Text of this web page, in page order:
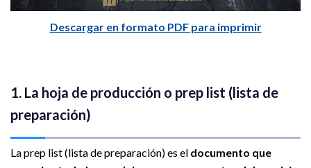
Descargar en formato PDF para imprimir
1. La hoja de producción o prep list (lista de
preparación)
La prep list (lista de preparación) es el documento que